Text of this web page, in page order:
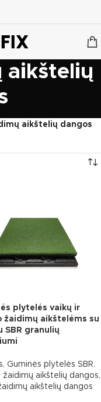
aikštelių
aikštelių dangos
plytelės vaikų ir
žaidimų aikštelėms su
SBR granulių
, Guminės plytelės SBR,
aikštelių dangos,
aikštelių dangos